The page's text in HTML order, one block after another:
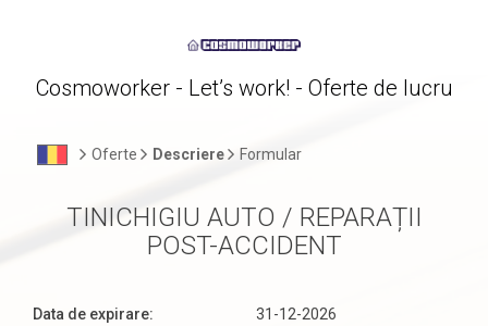
Cosmoworker - Let’s work! - Oferte de lucru
Oferte Descriere Formular
TINICHIGIU AUTO / REPARAȚII
POST-ACCIDENT
Data de expirare:
31-12-2026